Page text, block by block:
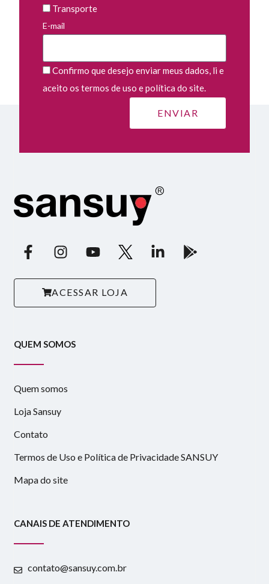
Transporte
E-mail
Confirmo que desejo enviar meus dados, li e
aceito os termos de uso e política do site.
ACESSAR LOJA
QUEM SOMOS
Quem somos
Loja Sansuy
Contato
Termos de Uso e Política de Privacidade SANSUY
Mapa do site
CANAIS DE ATENDIMENTO
contato@sansuy.com.br